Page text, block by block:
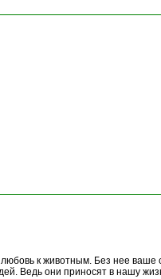
к животным. Без нее
Ведь они приносят в нашу